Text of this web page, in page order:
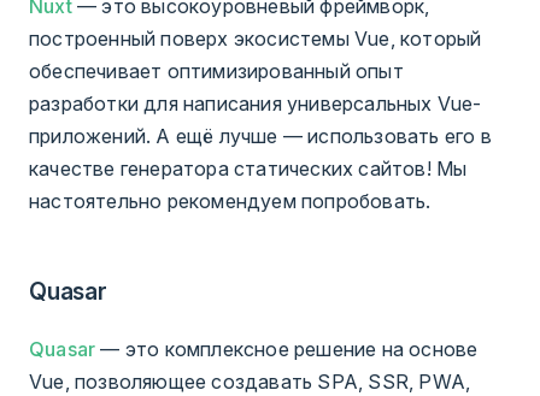
Nuxt— это высокоуровневый фреймворк,
построенный поверх экосистемы Vue, который
обеспечивает оптимизированный опыт
разработки для написания универсальных Vue-
приложений. А ещё лучше — использовать его в
качестве генератора статических сайтов! Мы
настоятельно рекомендуем попробовать.
Quasar
Quasar — это комплексное решение на основе
Vue, позволяющее создавать SPA, SSR, PWA,